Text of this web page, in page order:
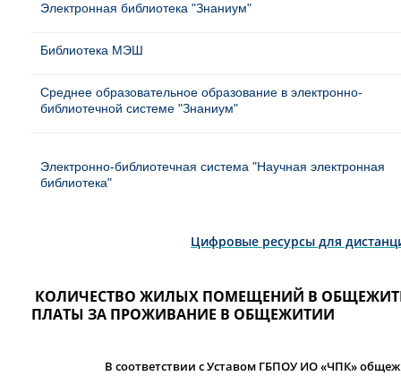
Электронная библиотека "Знаниум"
Библиотека МЭШ
Среднее образовательное образование в электронно-
библиотечной системе "Знаниум"
Электронно-библиотечная система "Научная электронная
библиотека"
Цифровые ресурсы для
КОЛИЧЕСТВО ЖИЛЫХ ПОМЕЩЕНИЙ В
ПЛАТЫ ЗА ПРОЖИВАНИЕ В ОБЩЕЖИТИИ
В соответствии с Уставом ГБПОУ ИО «ЧПК»